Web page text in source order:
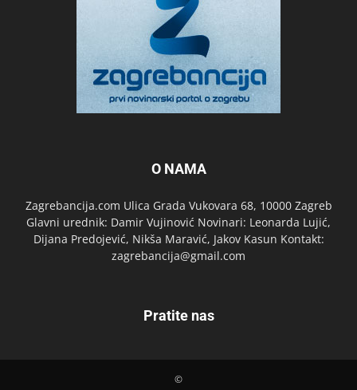
O NAMA
Zagrebancija.com Ulica Grada Vukovara 68, 10000 Zagreb
Glavni urednik: Damir Vujinović Novinari: Leonarda Lujić,
Dijana Predojević, Nikša Maravić, Jakov Kasun Kontakt:
zagrebancija@gmail.com
Pratite nas
©